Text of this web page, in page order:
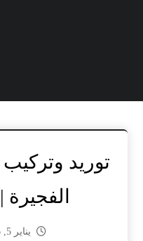
توريد
الفجيرة |0565930521
يناير 5, 2025